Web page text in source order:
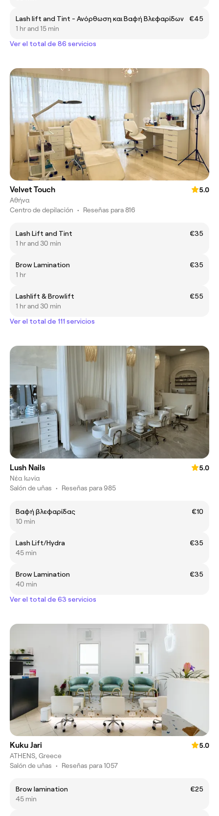
Lash lift and Tint - Ανόρθωση και Βαφή Βλεφαρίδων
€45
1 hr and 15 min
Ver el total de 86 servicios
Velvet Touch
5.0
Αθήνα
Centro de depilación • Reseñas para 816
Lash Lift and Tint
€35
1 hr and 30 min
Brow Lamination
€35
1 hr
Lashlift & Browlift
€55
1 hr and 30 min
Ver el total de 111 servicios
Lush Nails
5.0
Νέα Ιωνία
Salón de uñas • Reseñas para 985
Βαφή βλεφαρίδας
€10
10 min
Lash Lift/Hydra
€35
45 min
Brow Lamination
€35
40 min
Ver el total de 63 servicios
Kuku Jari
5.0
ATHENS, Greece
Salón de uñas • Reseñas para 1057
Brow lamination
€25
45 min